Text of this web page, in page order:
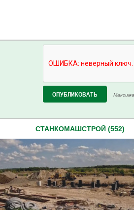
СТАНКОМАШСТРОЙ (552)